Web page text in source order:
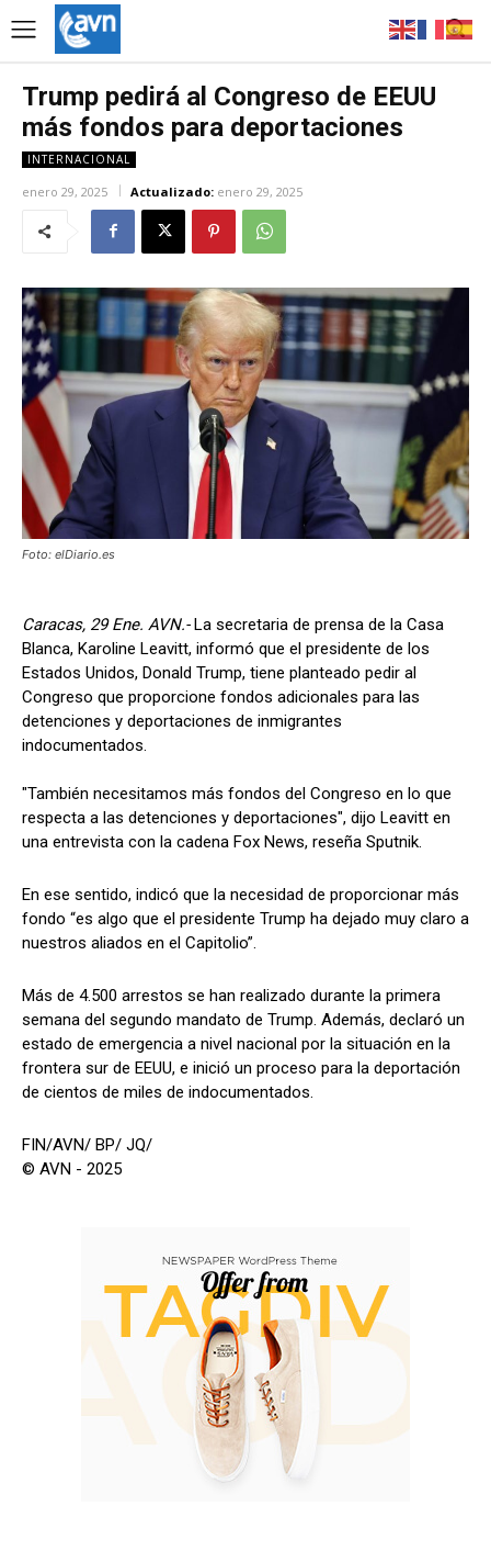
Trump pedirá al Congreso de EEUU
más fondos para deportaciones
INTERNACIONAL
enero 29, 2025 Actualizado: enero 29, 2025
Foto: elDiario.es
Caracas, 29 Ene. AVN.- La secretaria de prensa de la Casa
Blanca, Karoline Leavitt, informó que el presidente de los
Estados Unidos, Donald Trump, tiene planteado pedir al
Congreso que proporcione fondos adicionales para las
detenciones y deportaciones de inmigrantes
indocumentados.
"También necesitamos más fondos del Congreso en lo que
respecta a las detenciones y deportaciones", dijo Leavitt en
una entrevista con la cadena Fox News, reseña Sputnik.
En ese sentido, indicó que la necesidad de proporcionar más
fondo “es algo que el presidente Trump ha dejado muy claro a
nuestros aliados en el Capitolio”.
Más de 4.500 arrestos se han realizado durante la primera
semana del segundo mandato de Trump. Además, declaró un
estado de emergencia a nivel nacional por la situación en la
frontera sur de EEUU, e inició un proceso para la deportación
de cientos de miles de indocumentados.
FIN/AVN/ BP/ JQ/
© AVN - 2025